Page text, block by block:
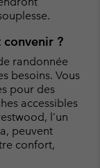
?
randonnée
besoins. Vous
pour des
accessibles
l’un
peuvent
confort,